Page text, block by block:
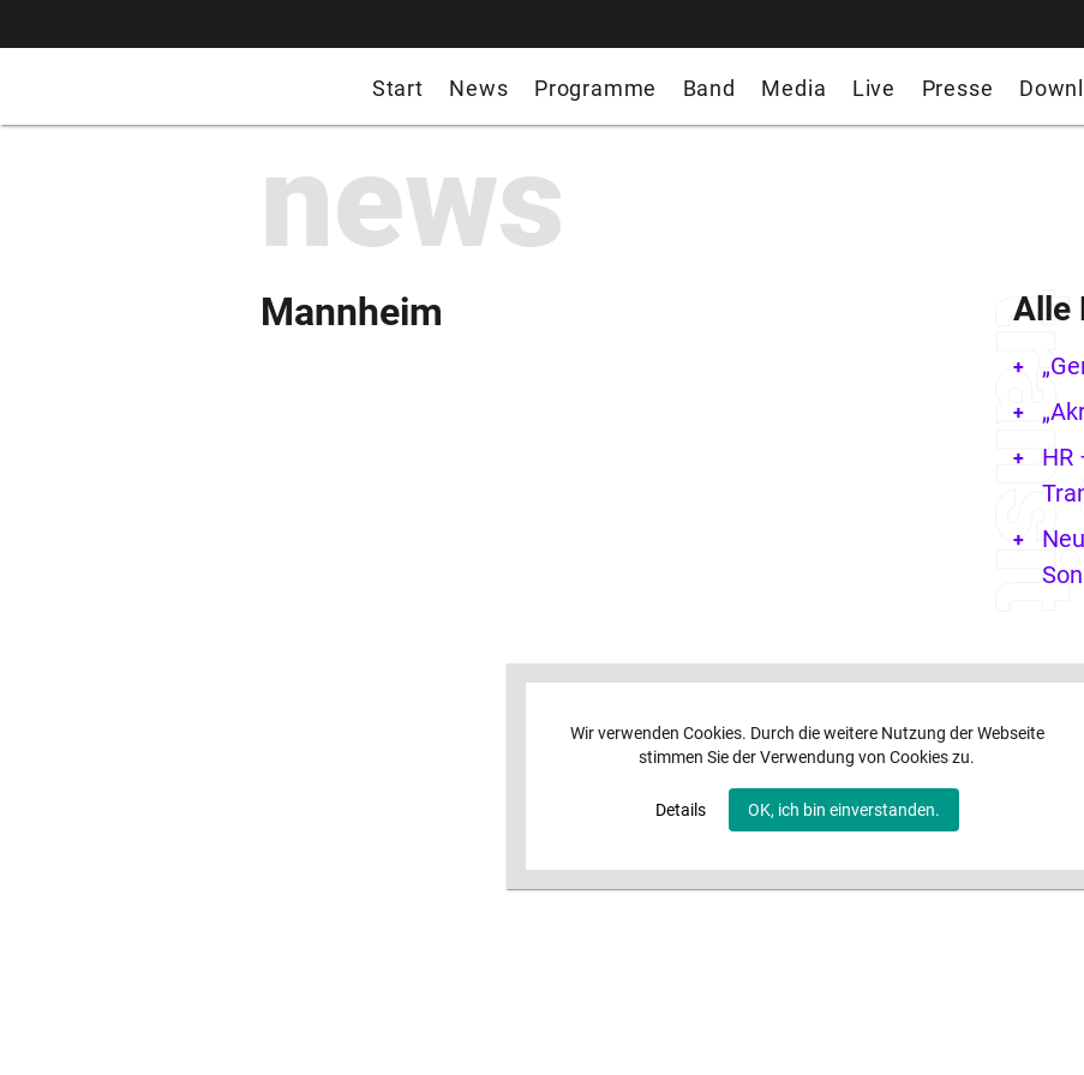
Start News Programme Band Media Live Presse
Wir verwenden Cookies. Durch die weitere Nutzung der Webseite
stimmen Sie der Verwendung von Cookies zu.
Details OK, ich bin einverstanden.
news
Mannheim Alle
HR